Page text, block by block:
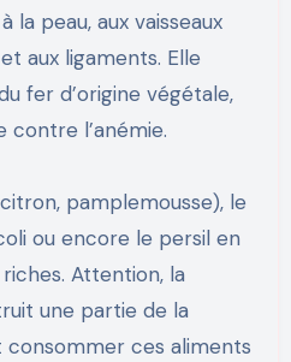
peau, aux vaisseaux
aux ligaments. Elle
fer d’origine végétale,
contre l’anémie.
pamplemousse), le
ou encore le persil en
Attention, la
une partie de la
consommer ces aliments